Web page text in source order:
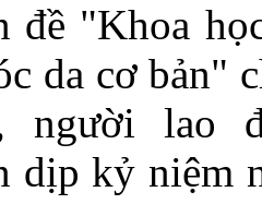
đề "Khoa
da cơ bản"
người lao
dịp kỷ niệm